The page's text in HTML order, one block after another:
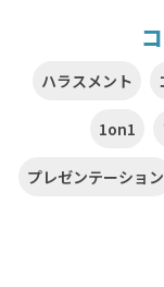
ハラスメント
1on1
プレゼンテーション